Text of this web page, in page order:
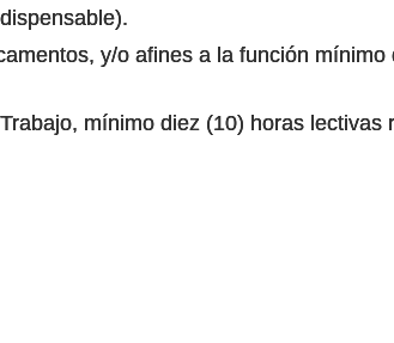
y/o afines a la función mínimo
mínimo diez (10) horas lectivas